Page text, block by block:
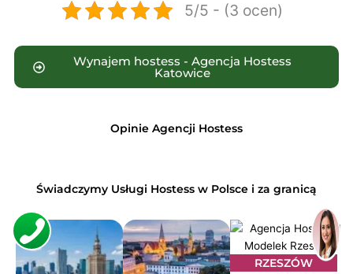
5/5 - (3 ocen)
Wynajem hostess - Agencja Hostess
Katowice
Opinie Agencji Hostess
Świadczymy Usługi Hostess w Polsce i za granicą
RZESZÓW